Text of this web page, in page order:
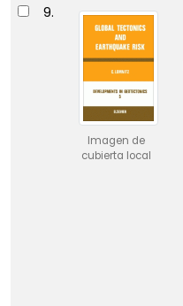
9.
Imagen de
cubierta local